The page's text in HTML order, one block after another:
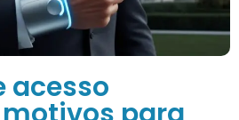
acesso